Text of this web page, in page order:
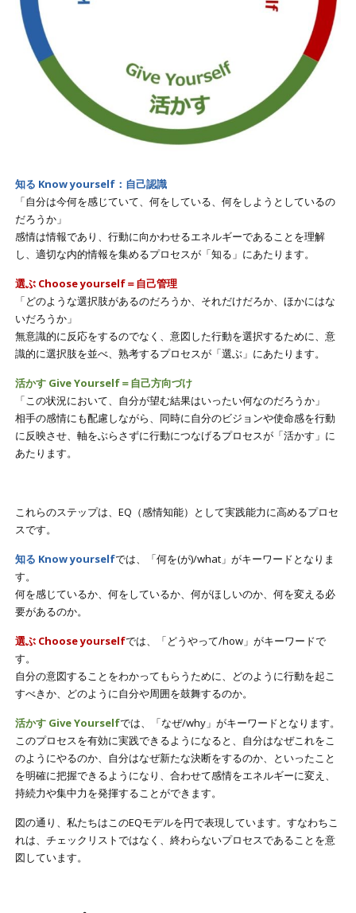
知る Know yourself：自己認識
「自分は今何を感じていて、何をしている、何をしようとしているの
だろうか」
感情は情報であり、行動に向かわせるエネルギーであることを理解
し、適切な内的情報を集めるプロセスが「知る」にあたります。
選ぶ Choose yourself＝自己管理
「どのような選択肢があるのだろうか、それだけだろか、ほかにはな
いだろうか」
無意識的に反応をするのでなく、意図した行動を選択するために、意
識的に選択肢を並べ、熟考するプロセスが「選ぶ」にあたります。
活かす Give Yourself＝自己方向づけ
「この状況において、自分が望む結果はいったい何なのだろうか」
相手の感情にも配慮しながら、同時に自分のビジョンや使命感を行動
に反映させ、軸をぶらさずに行動につなげるプロセスが「活かす」に
あたります。
これらのステップは、EQ（感情知能）として実践能力に高めるプロセ
スです。
知る Know yourselfでは、「何を(が)/what」がキーワードとなりま
す。
何を感じているか、何をしているか、何がほしいのか、何を変える必
要があるのか。
選ぶ Choose yourselfでは、「どうやって/how」がキーワードで
す。
自分の意図することをわかってもらうために、どのように行動を起こ
すべきか、どのように自分や周囲を鼓舞するのか。
活かす Give Yourselfでは、「なぜ/why」がキーワードとなります。
このプロセスを有効に実践できるようになると、自分はなぜこれをこ
のようにやるのか、自分はなぜ新たな決断をするのか、といったこと
を明確に把握できるようになり、合わせて感情をエネルギーに変え、
持続力や集中力を発揮することができます。
図の通り、私たちはこのEQモデルを円で表現しています。すなわちこ
れは、チェックリストではなく、終わらないプロセスであることを意
図しています。